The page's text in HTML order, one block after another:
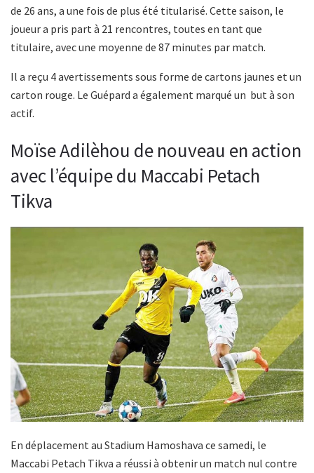
de 26 ans, a une fois de plus été titularisé. Cette saison, le
joueur a pris part à 21 rencontres, toutes en tant que
titulaire, avec une moyenne de 87 minutes par match.
Il a reçu 4 avertissements sous forme de cartons jaunes et un
carton rouge. Le Guépard a également marqué un but à son
actif.
Moïse Adilèhou de nouveau en action
avec l’équipe du Maccabi Petach
Tikva
En déplacement au Stadium Hamoshava ce samedi, le
Maccabi Petach Tikva a réussi à obtenir un match nul contre